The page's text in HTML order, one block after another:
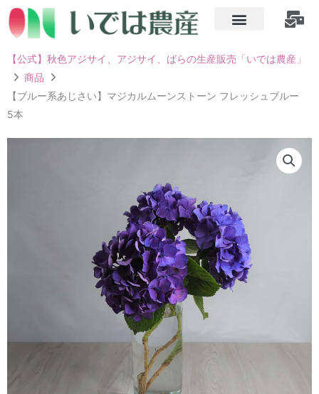
容
プ
【公式】秋色アジサイ、アジサイ、ばらの生産販売「いでは農産」
商品
【ブルー系あじさい】マジカルムーンストーン フレッシュブルー
5本